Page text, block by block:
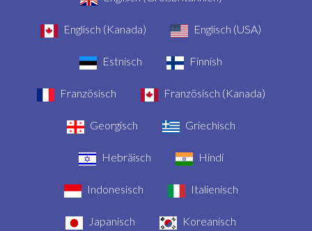
Englisch (Kanada) Englisch (USA)
Estnisch Finnish
Französisch Französisch (Kanada)
Georgisch Griechisch
Hebräisch Hindi
Indonesisch Italienisch
Japanisch Koreanisch